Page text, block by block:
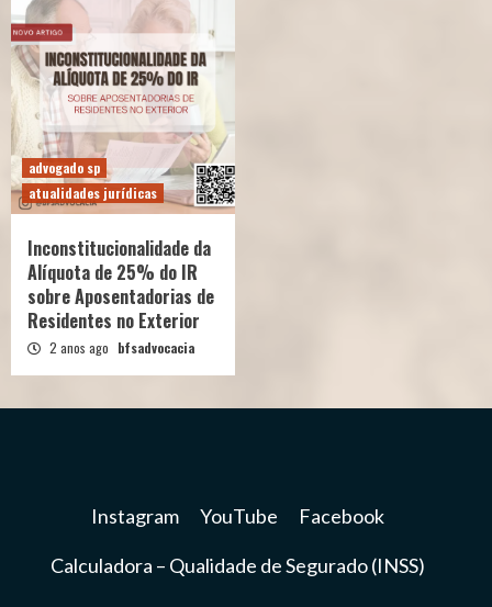
advogado sp
atualidades jurídicas
Inconstitucionalidade da
Alíquota de 25% do IR
sobre Aposentadorias de
Residentes no Exterior
2 anos ago bfsadvocacia
Instagram YouTube Facebook
Calculadora – Qualidade de Segurado (INSS)